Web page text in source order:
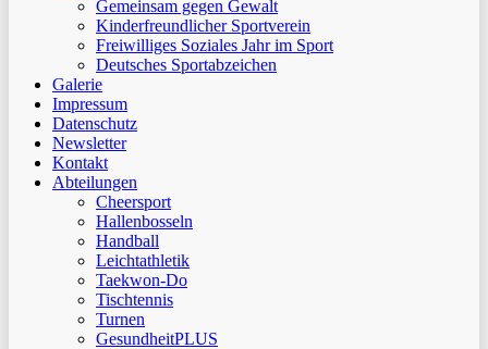
Gemeinsam gegen Gewalt
Kinderfreundlicher Sportverein
Freiwilliges Soziales Jahr im Sport
Deutsches Sportabzeichen
Galerie
Impressum
Datenschutz
Newsletter
Kontakt
Abteilungen
Cheersport
Hallenbosseln
Handball
Leichtathletik
Taekwon-Do
Tischtennis
Turnen
GesundheitPLUS